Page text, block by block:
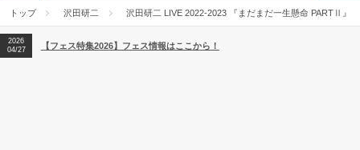
トップ 沢田研二 沢田研二 LIVE 2022-2023 『まだまだ一生懸命 PARTⅡ』
2026
【ライブ動員ランキング】2026年上半期編発表！
2026
04/27
【フェス特集2026】フェス情報はここから！